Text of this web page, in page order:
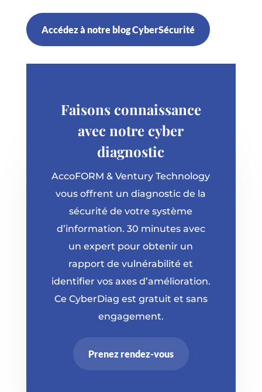
Accédez à notre blog CyberSécurité
Faisons connaissance
avec notre cyber
diagnostic
AccoFORM & Ventury Technology
vous offrent un diagnostic de la
sécurité de votre système
d’information. 30 minutes avec
un expert pour obtenir un
rapport de vulnérabilité et
identifier vos axes d’amélioration.
Ce CyberDiag est gratuit et sans
engagement.
Prenez rendez-vous